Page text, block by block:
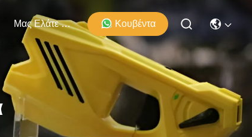
Μας Ελάτε Σε Επαφή Με Κουβέντα